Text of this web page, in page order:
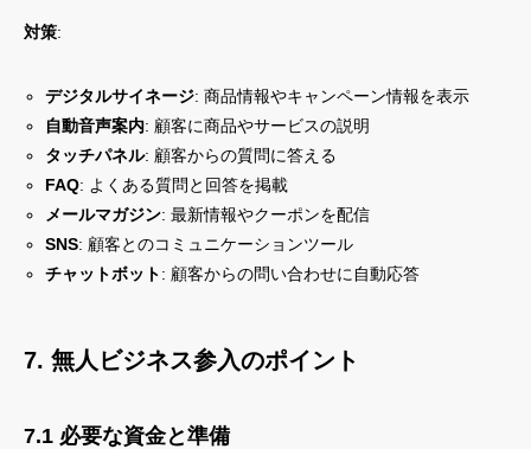
対策:
デジタルサイネージ: 商品情報やキャンペーン情報を表示
自動音声案内: 顧客に商品やサービスの説明
タッチパネル: 顧客からの質問に答える
FAQ: よくある質問と回答を掲載
メールマガジン: 最新情報やクーポンを配信
SNS: 顧客とのコミュニケーションツール
チャットボット: 顧客からの問い合わせに自動応答
7. 無人ビジネス参入のポイント
7.1 必要な資金と準備